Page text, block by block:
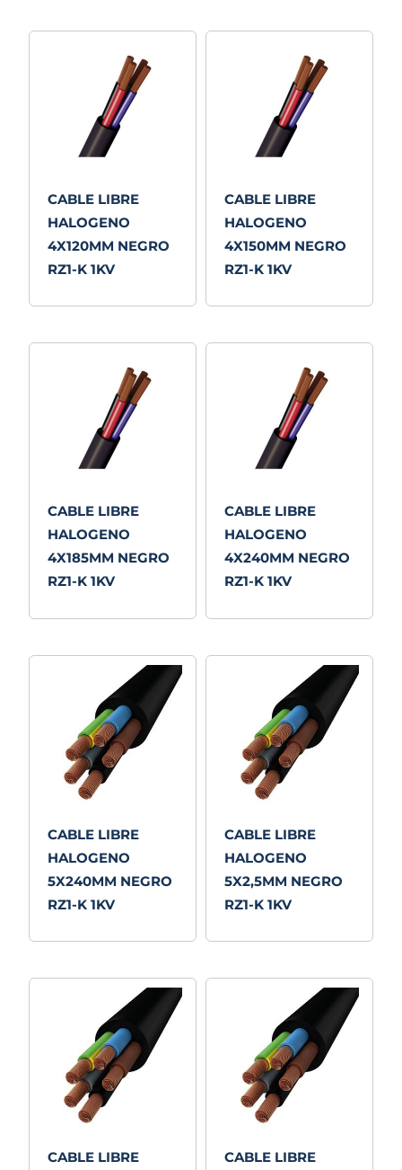
CABLE LIBRE
HALOGENO
4X120MM NEGRO
RZ1-K 1KV
CABLE LIBRE
HALOGENO
4X150MM NEGRO
RZ1-K 1KV
CABLE LIBRE
HALOGENO
4X185MM NEGRO
RZ1-K 1KV
CABLE LIBRE
HALOGENO
4X240MM NEGRO
RZ1-K 1KV
CABLE LIBRE
HALOGENO
5X240MM NEGRO
RZ1-K 1KV
CABLE LIBRE
HALOGENO
5X2,5MM NEGRO
RZ1-K 1KV
CABLE LIBRE
CABLE LIBRE